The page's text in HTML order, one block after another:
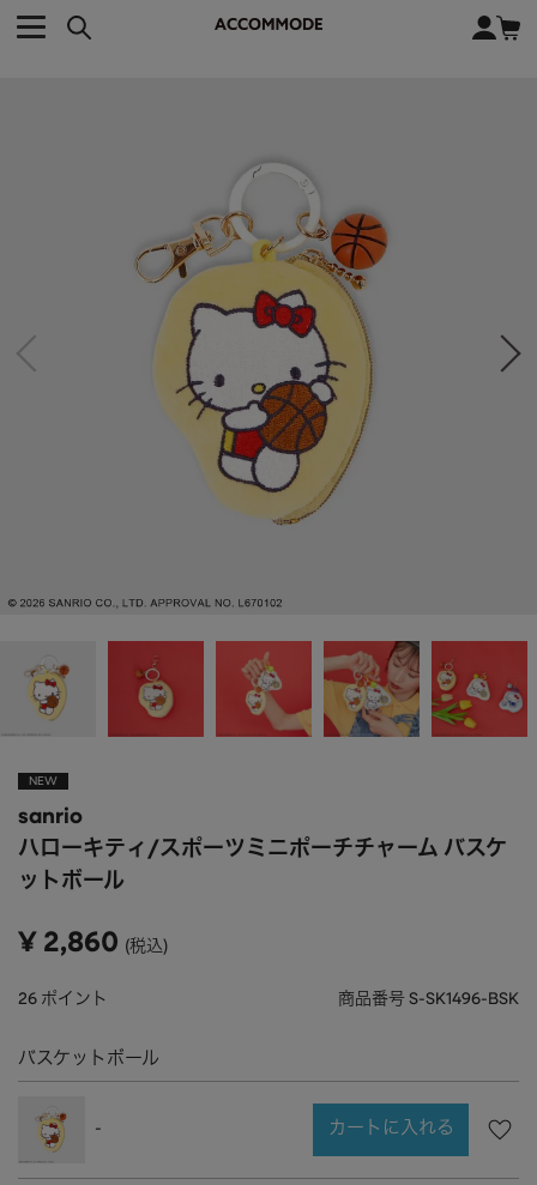
CATEGORY カテゴリー
ショルダーバッグ
カゴバッグ
バックパック
ECO BAG
CAP/HAT 帽子
シューズ・ソックス
RAIN GOODS レイングッズ
ALLすべて
POUCH ポーチ
WALLET 財布
PASS CASEパスケース
CHARMキーホルダー・チャーム
OUTDOORアウトドア
OTHERその他
BRAND ブランド
コラボレーション
オススメキーワード
ミーコ パーシー ジョンスミス
ダイカット ポーチ
PRICE
在庫のある商品のみ表示
NEW
sanrio
ハローキティ/スポーツミニポーチチャーム バスケ
ットボール
¥ 2,860 税込
26 ポイント 商品番号 S-SK1496-BSK
バスケットボール
- カートに入れる